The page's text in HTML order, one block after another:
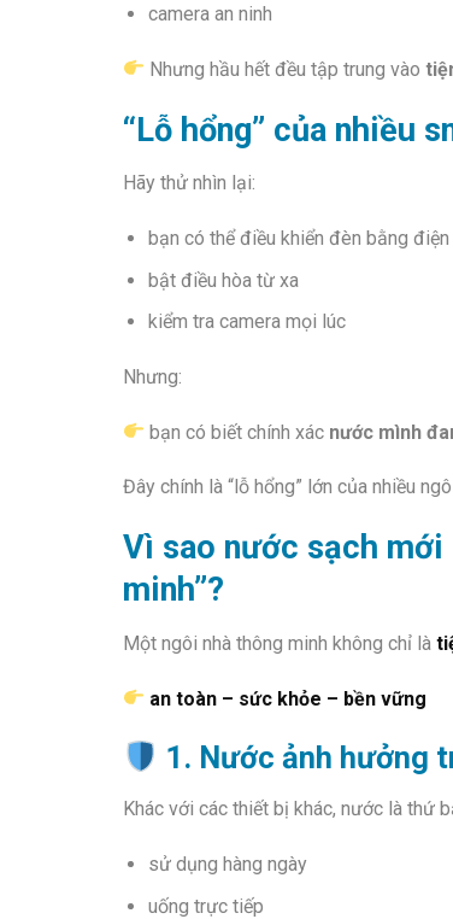
camera an ninh
Nhưng hầu hết đều tập trung vào
“Lỗ hổng” của nhiều
Hãy thử nhìn lại:
bạn có thể điều khiển đèn bằng
bật điều hòa từ xa
kiểm tra camera mọi lúc
Nhưng:
bạn có biết chính xác nước mình
Đây chính là “lỗ hổng” lớn của nhiều
Vì sao nước sạch mới
minh”?
Một ngôi nhà thông minh không chỉ là
an toàn – sức khỏe – bền vững
1. Nước ảnh hưởng
Khác với các thiết bị khác, nước là thứ
sử dụng hàng ngày
uống trực tiếp